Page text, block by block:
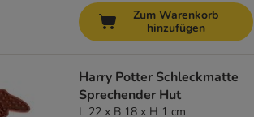
Zum Warenkorb
hinzufügen
Harry Potter Schleckmatte
Sprechender Hut
L 22 x B 18 x H 1 cm